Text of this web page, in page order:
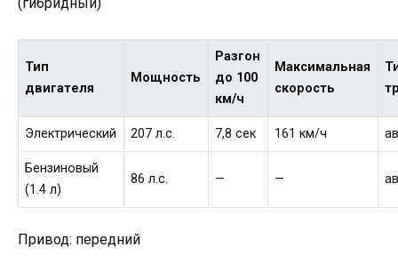
Тип
двигателя
Мощность
Разгон
до 100
км/ч
Максимальная
скорость
Электрический 207 л.с. 7,8 сек 161 км/ч
Бензиновый
(1.4 л)
86 л.с. — —
Привод: передний